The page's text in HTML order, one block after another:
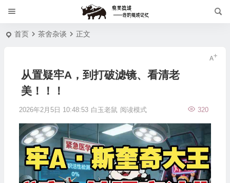
首页 茶舍杂谈 正文
从置疑牢A，到打破滤镜、看清老
美！！！
2026年2月5日 10:48:53 白玉老鼠 320
阅读模式